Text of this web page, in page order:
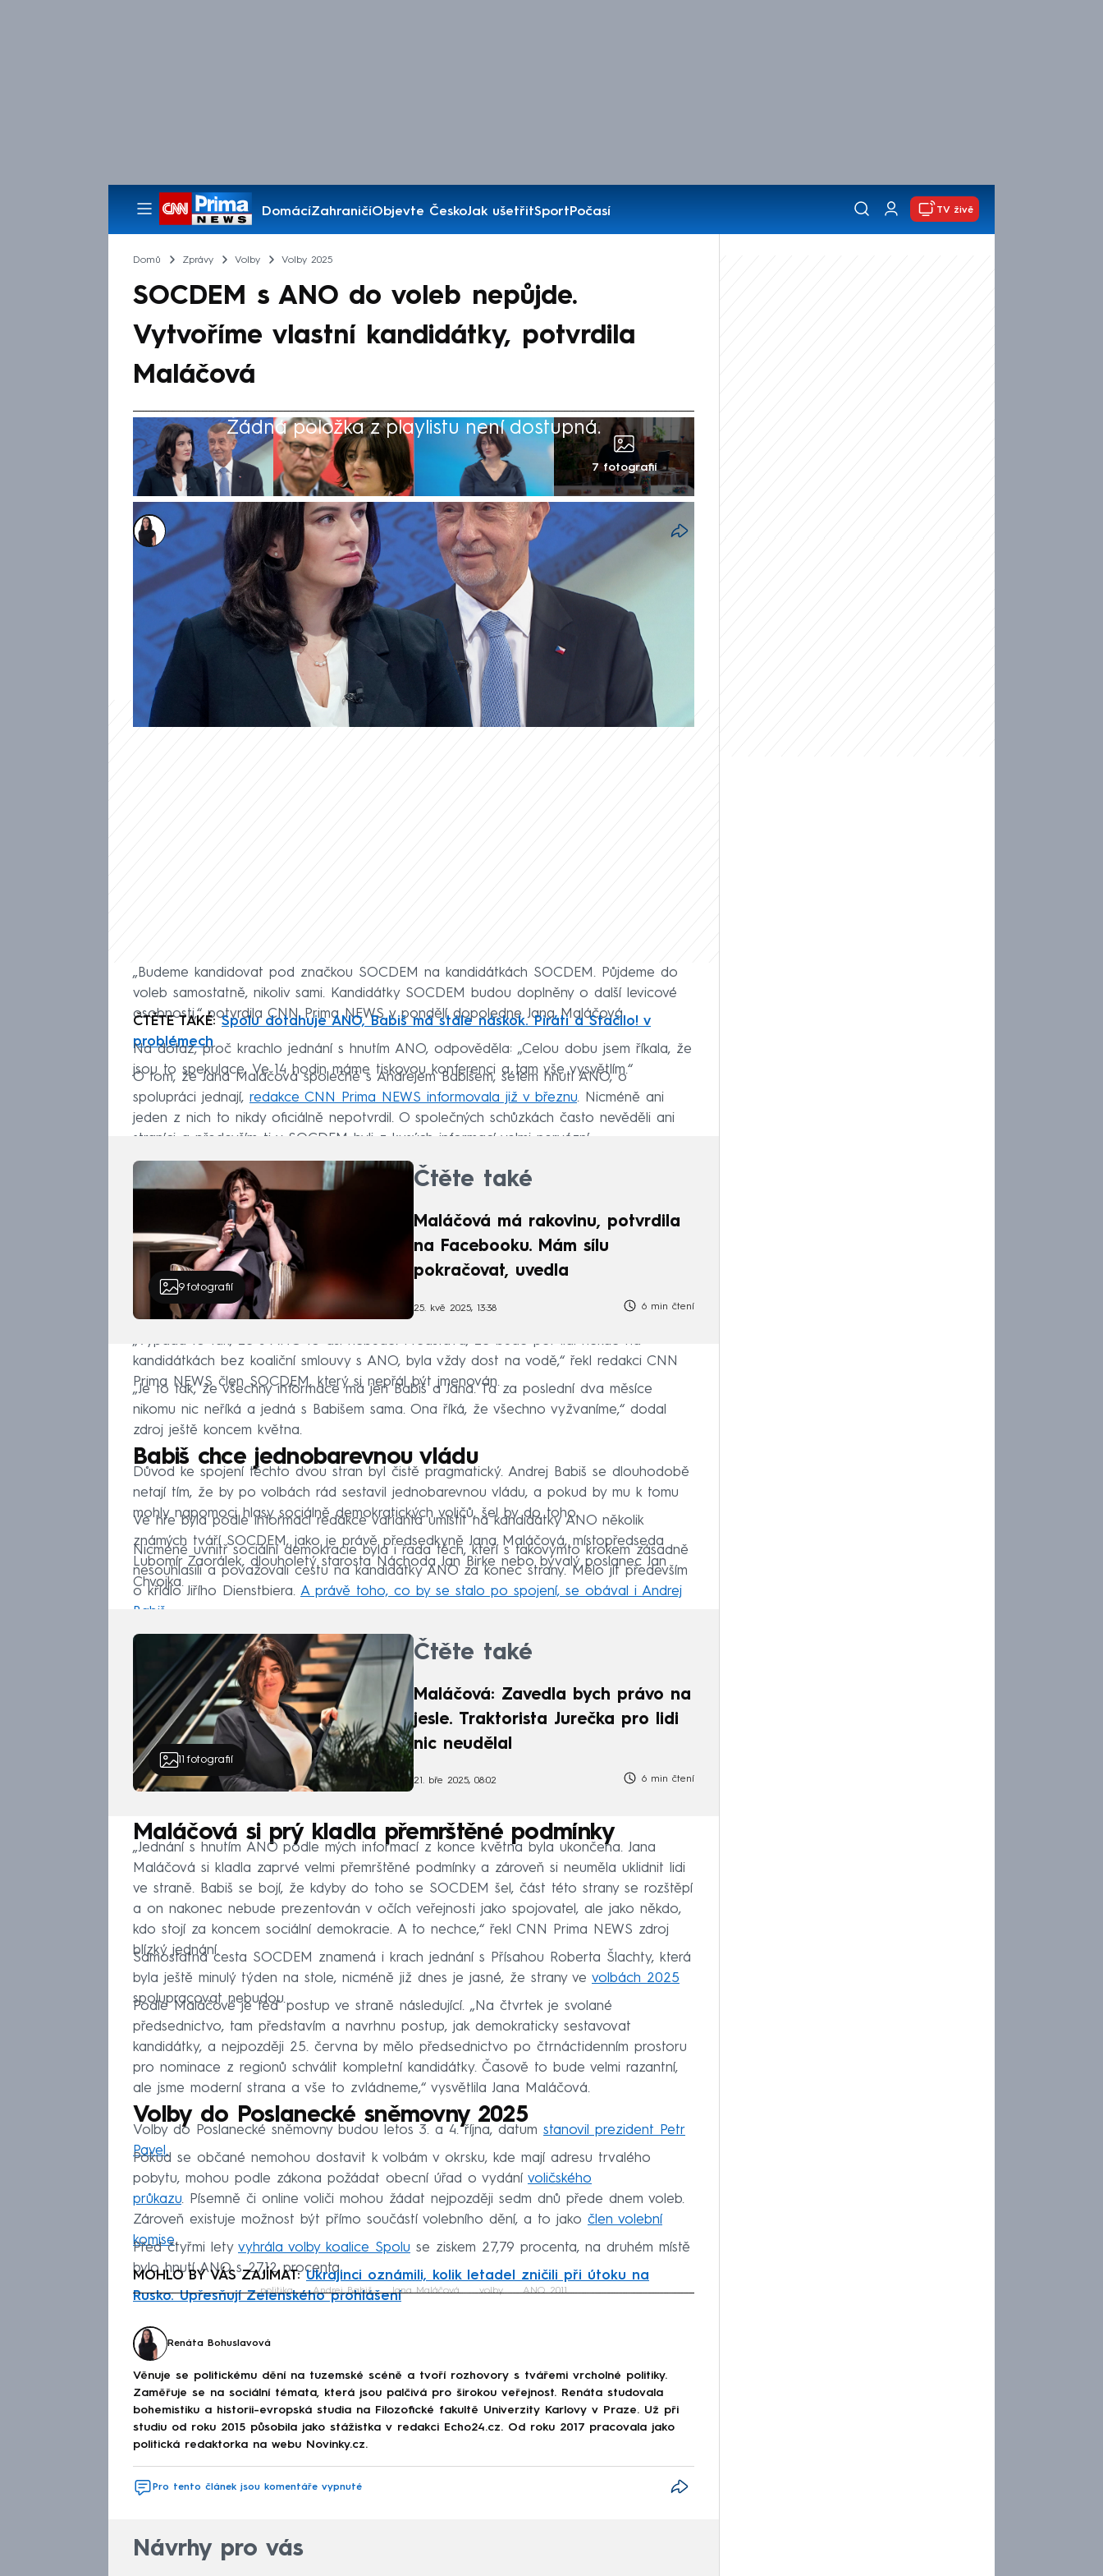
DomácíZahraničíObjevte ČeskoJak ušetřitSportPočasí
Pořady
TV živě
Domů Zprávy Volby Volby 2025
SOCDEM s ANO do voleb nepůjde.
Vytvoříme vlastní kandidátky, potvrdila
Maláčová
Žádná položka z playlistu není dostupná.
7 fotografií
Renáta Bohuslavová
2. čvn 2025, 10:14
Sociální demokracie nepůjde do voleb s hnutím ANO, ale vytvoří vlastní
kandidátky, které doplní levicové osobnosti. V pondělí dopoledne to
CNN Prima NEWS potvrdila předsedkyně strany Jana Maláčová. Důvody
krachu jednání chce veřejnosti sdělit na tiskové konferenci, která se
uskuteční v pondělí odpoledne.
„Budeme kandidovat pod značkou SOCDEM na kandidátkách SOCDEM. Půjdeme do
voleb samostatně, nikoliv sami. Kandidátky SOCDEM budou doplněny o další levicové
osobnosti,“ potvrdila CNN Prima NEWS v pondělí dopoledne Jana Maláčová.
ČTĚTE TAKÉ:Spolu dotahuje ANO, Babiš má stále náskok. Piráti a Stačilo! v
problémech
Na dotaz, proč krachlo jednání s hnutím ANO, odpověděla: „Celou dobu jsem říkala, že
jsou to spekulace. Ve 14 hodin máme tiskovou konferenci a tam vše vysvětlím.“
O tom, že Jana Maláčová společně s Andrejem Babišem, šéfem hnutí ANO, o
spolupráci jednají, redakce CNN Prima NEWS informovala již v březnu. Nicméně ani
jeden z nich to nikdy oficiálně nepotvrdil. O společných schůzkách často nevěděli ani
straníci a především ti v SOCDEM byli z kusých informací velmi nervózní.
9fotografií
Čtěte také
Maláčová má rakovinu, potvrdila
na Facebooku. Mám sílu
pokračovat, uvedla
25. kvě 2025, 13:38 6 min čtení
„Vypadá to tak, že s ANO to asi nebude. Představa, že bude pět lidí někde na
kandidátkách bez koaliční smlouvy s ANO, byla vždy dost na vodě,“ řekl redakci CNN
Prima NEWS člen SOCDEM, který si nepřál být jmenován.
„Je to tak, že všechny informace má jen Babiš a Jana. Ta za poslední dva měsíce
nikomu nic neříká a jedná s Babišem sama. Ona říká, že všechno vyžvaníme,“ dodal
zdroj ještě koncem května.
Babiš chce jednobarevnou vládu
Důvod ke spojení těchto dvou stran byl čistě pragmatický. Andrej Babiš se dlouhodobě
netají tím, že by po volbách rád sestavil jednobarevnou vládu, a pokud by mu k tomu
mohly napomoci hlasy sociálně demokratických voličů, šel by do toho.
Ve hře byla podle informací redakce varianta umístit na kandidátky ANO několik
známých tváří SOCDEM, jako je právě předsedkyně Jana Maláčová, místopředseda
Lubomír Zaorálek, dlouholetý starosta Náchoda Jan Birke nebo bývalý poslanec Jan
Chvojka.
Nicméně uvnitř sociální demokracie byla i řada těch, kteří s takovýmto krokem zásadně
nesouhlasili a považovali cestu na kandidátky ANO za konec strany. Mělo jít především
o křídlo Jiřího Dienstbiera. A právě toho, co by se stalo po spojení, se obával i Andrej
Babiš
11 fotografií
Čtěte také
Maláčová: Zavedla bych právo na
jesle. Traktorista Jurečka pro lidi
nic neudělal
21. bře 2025, 08:02 6 min čtení
Maláčová si prý kladla přemrštěné podmínky
„Jednání s hnutím ANO podle mých informací z konce května byla ukončena. Jana
Maláčová si kladla zaprvé velmi přemrštěné podmínky a zároveň si neuměla uklidnit lidi
ve straně. Babiš se bojí, že kdyby do toho se SOCDEM šel, část této strany se rozštěpí
a on nakonec nebude prezentován v očích veřejnosti jako spojovatel, ale jako někdo,
kdo stojí za koncem sociální demokracie. A to nechce,“ řekl CNN Prima NEWS zdroj
blízký jednání.
Samostatná cesta SOCDEM znamená i krach jednání s Přísahou Roberta Šlachty, která
byla ještě minulý týden na stole, nicméně již dnes je jasné, že strany ve volbách 2025
spolupracovat nebudou.
Podle Maláčové je teď postup ve straně následující. „Na čtvrtek je svolané
předsednictvo, tam představím a navrhnu postup, jak demokraticky sestavovat
kandidátky, a nejpozději 25. června by mělo předsednictvo po čtrnáctidenním prostoru
pro nominace z regionů schválit kompletní kandidátky. Časově to bude velmi razantní,
ale jsme moderní strana a vše to zvládneme,“ vysvětlila Jana Maláčová.
Volby do Poslanecké sněmovny 2025
Volby do Poslanecké sněmovny budou letos 3. a 4. října, datum stanovil prezident Petr
Pavel.
Pokud se občané nemohou dostavit k volbám v okrsku, kde mají adresu trvalého
pobytu, mohou podle zákona požádat obecní úřad o vydání voličského
průkazu. Písemně či online voliči mohou žádat nejpozději sedm dnů přede dnem voleb.
Zároveň existuje možnost být přímo součástí volebního dění, a to jako člen volební
komise.
Před čtyřmi lety vyhrála volby koalice Spolu se ziskem 27,79 procenta, na druhém místě
bylo hnutí ANO s 27,12 procenta.
MOHLO BY VÁS ZAJÍMAT:Ukrajinci oznámili, kolik letadel zničili při útoku na
Rusko. Upřesňují Zelenského prohlášení
Failed to fetch
politika Andrej Babiš Jana Maláčová volby ANO 2011
Renáta Bohuslavová
Věnuje se politickému dění na tuzemské scéně a tvoří rozhovory s tvářemi vrcholné politiky.
Zaměřuje se na sociální témata, která jsou palčivá pro širokou veřejnost. Renáta studovala
bohemistiku a historii-evropská studia na Filozofické fakultě Univerzity Karlovy v Praze. Už při
studiu od roku 2015 působila jako stážistka v redakci Echo24.cz. Od roku 2017 pracovala jako
politická redaktorka na webu Novinky.cz.
Pro tento článek jsou komentáře vypnuté
Návrhy pro vás